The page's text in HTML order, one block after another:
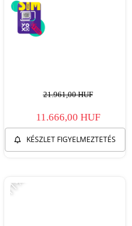
21.961,00 HUF
11.666,00 HUF
KÉSZLET FIGYELMEZTETÉS
-11%